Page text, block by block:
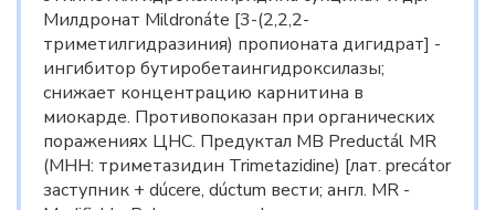
Милдронат Mildronáte [3-(2,2,2-
триметилгидразиния) пропионата дигидрат] -
ингибитор бутиробетаингидроксилазы;
снижает концентрацию карнитина в
миокарде. Противопоказан при органических
поражениях ЦНС. Предуктал МВ Preductál MR
(МНН: триметазидин Trimetazidine) [лат. precátor
заступник + dúcere, dúctum вести; англ. MR -